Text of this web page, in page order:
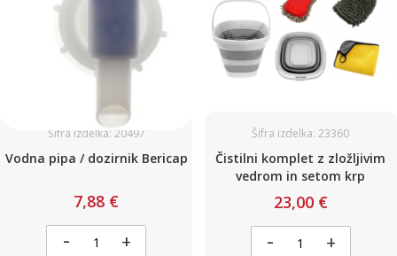
Šifra izdelka: 20497
Vodna pipa / dozirnik Bericap
7,88 €
- +
Šifra izdelka: 23360
Čistilni komplet z zložljivim
vedrom in setom krp
23,00 €
- +